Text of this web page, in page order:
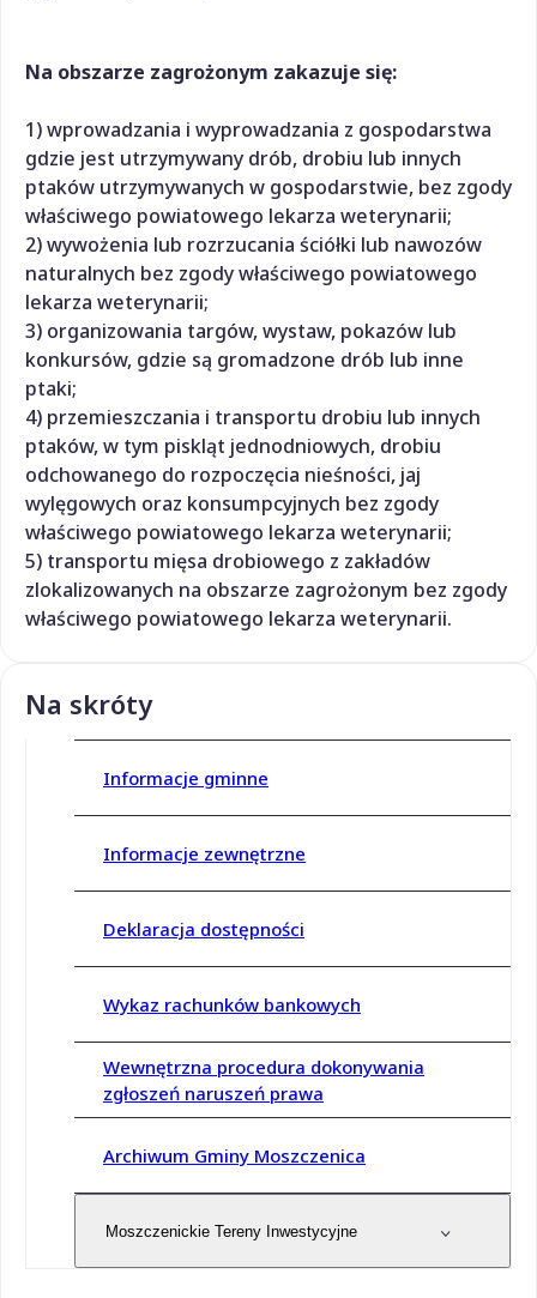
Na obszarze zagrożonym zakazuje się:
1) wprowadzania i wyprowadzania z gospodarstwa
gdzie jest utrzymywany drób, drobiu lub innych
ptaków utrzymywanych w gospodarstwie, bez zgody
właściwego powiatowego lekarza weterynarii;
2) wywożenia lub rozrzucania ściółki lub nawozów
naturalnych bez zgody właściwego powiatowego
lekarza weterynarii;
3) organizowania targów, wystaw, pokazów lub
konkursów, gdzie są gromadzone drób lub inne
ptaki;
4) przemieszczania i transportu drobiu lub innych
ptaków, w tym piskląt jednodniowych, drobiu
odchowanego do rozpoczęcia nieśności, jaj
wylęgowych oraz konsumpcyjnych bez zgody
właściwego powiatowego lekarza weterynarii;
5) transportu mięsa drobiowego z zakładów
zlokalizowanych na obszarze zagrożonym bez zgody
właściwego powiatowego lekarza weterynarii.
Na skróty
Informacje gminne
Informacje zewnętrzne
Deklaracja dostępności
Wykaz rachunków bankowych
Wewnętrzna procedura dokonywania
zgłoszeń naruszeń prawa
Archiwum Gminy Moszczenica
Moszczenickie Tereny Inwestycyjne